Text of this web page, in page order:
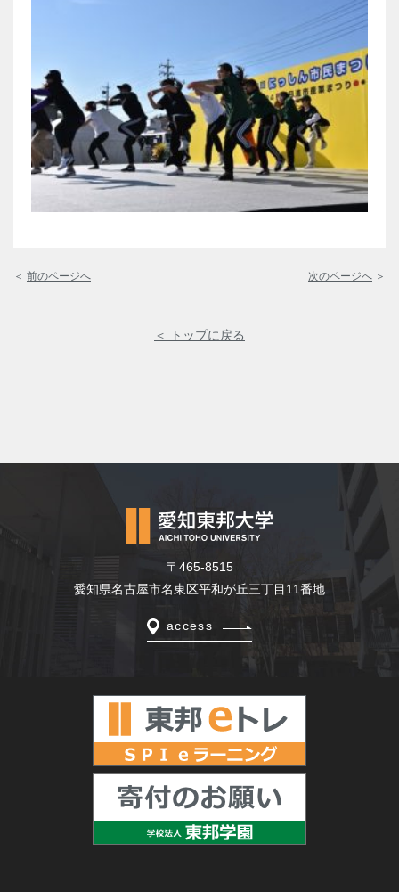
＜ 前のページへ 次のページへ ＞
＜ トップに戻る
〒465-8515
愛知県名古屋市名東区平和が丘三丁目11番地
access